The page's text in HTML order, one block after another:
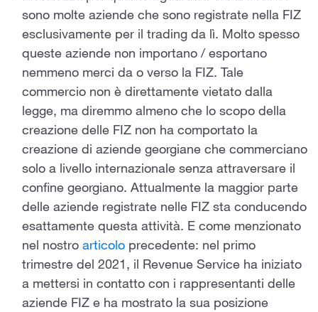
sono molte aziende che sono registrate nella FIZ
esclusivamente per il trading da lì. Molto spesso
queste aziende non importano / esportano
nemmeno merci da o verso la FIZ. Tale
commercio non è direttamente vietato dalla
legge, ma diremmo almeno che lo scopo della
creazione delle FIZ non ha comportato la
creazione di aziende georgiane che commerciano
solo a livello internazionale senza attraversare il
confine georgiano. Attualmente la maggior parte
delle aziende registrate nelle FIZ sta conducendo
esattamente questa attività. E come menzionato
nel nostro articolo precedente: nel primo
trimestre del 2021, il Revenue Service ha iniziato
a mettersi in contatto con i rappresentanti delle
aziende FIZ e ha mostrato la sua posizione